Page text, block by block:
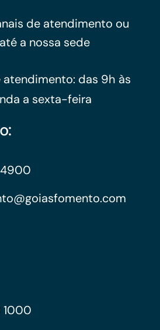
de atendimento ou
a nossa sede
atendimento: das 9h às
a sexta-feira